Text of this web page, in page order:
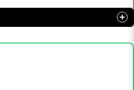
produkten...